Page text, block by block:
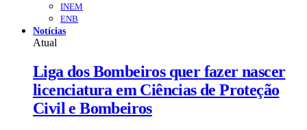
INEM
ENB
Notícias
Atual
Liga dos Bombeiros quer fazer nascer
licenciatura em Ciências de Proteção
Civil e Bombeiros